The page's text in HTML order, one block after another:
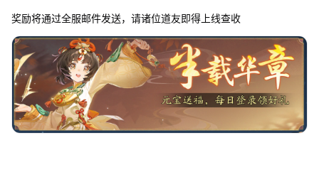
奖励将通过全服邮件发送，请诸位道友即得上线查收